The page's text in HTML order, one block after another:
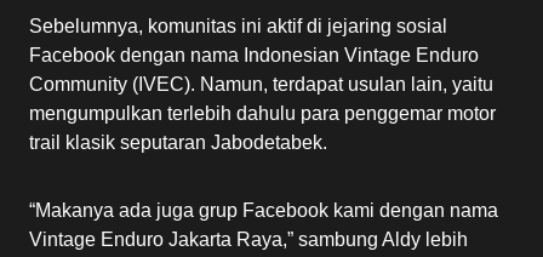
Sebelumnya, komunitas ini aktif di jejaring sosial
Facebook dengan nama Indonesian Vintage Enduro
Community (IVEC). Namun, terdapat usulan lain, yaitu
mengumpulkan terlebih dahulu para penggemar motor
trail klasik seputaran Jabodetabek.
“Makanya ada juga grup Facebook kami dengan nama
Vintage Enduro Jakarta Raya,” sambung Aldy lebih